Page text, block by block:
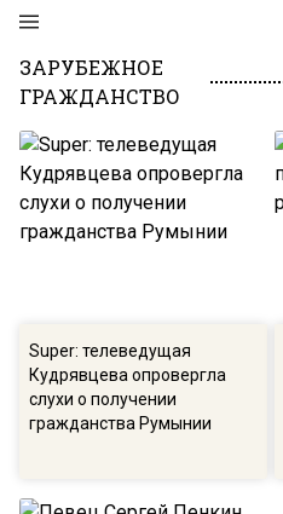
ЗАРУБЕЖНОЕ
ГРАЖДАНСТВО
Super: телеведущая
Кудрявцева опровергла
слухи о получении
гражданства Румынии